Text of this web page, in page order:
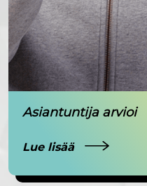
Asiantuntija arvioi
Lue lisää